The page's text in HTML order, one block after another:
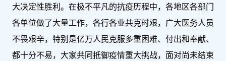
大决定性胜利。在极不平凡的抗疫历程中，各地区各部门
各单位做了大量工作，各行各业共克时艰，广大医务人员
不畏艰辛，特别是亿万人民克服多重困难、付出和奉献、
都十分不易，大家共同抵御疫情重大挑战，面对尚未结束